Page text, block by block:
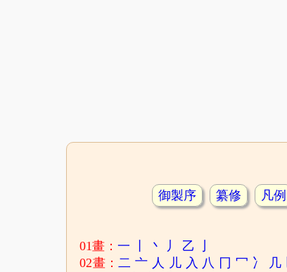
御製序 纂修 凡例
01畫：一 丶 丿 乙
02畫：二 亠 人 儿 入 八 冂 冖 冫 几